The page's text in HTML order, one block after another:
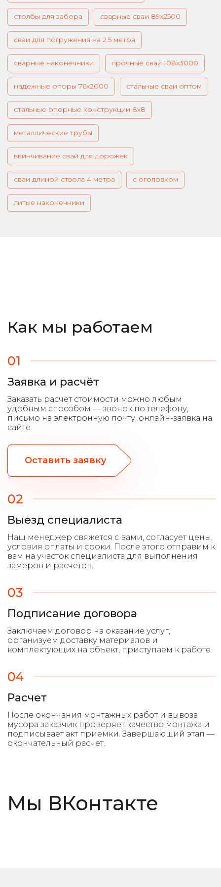
столбы для забора сварные сваи 89х2500
сваи для погружения на 2.5 метра
сварные наконечники прочные сваи 108х3000
надежные опоры 76х2000 стальные сваи оптом
стальные опорные конструкции 8х8
металлические трубы
ввинчивание свай для дорожек
сваи длиной ствола 4 метра с оголовком
литые наконечники
Как мы работаем
01
Заявка и расчёт
Оставить заявку
02
Выезд специалиста
03
Подписание договора
04
Расчет
Мы ВКонтакте